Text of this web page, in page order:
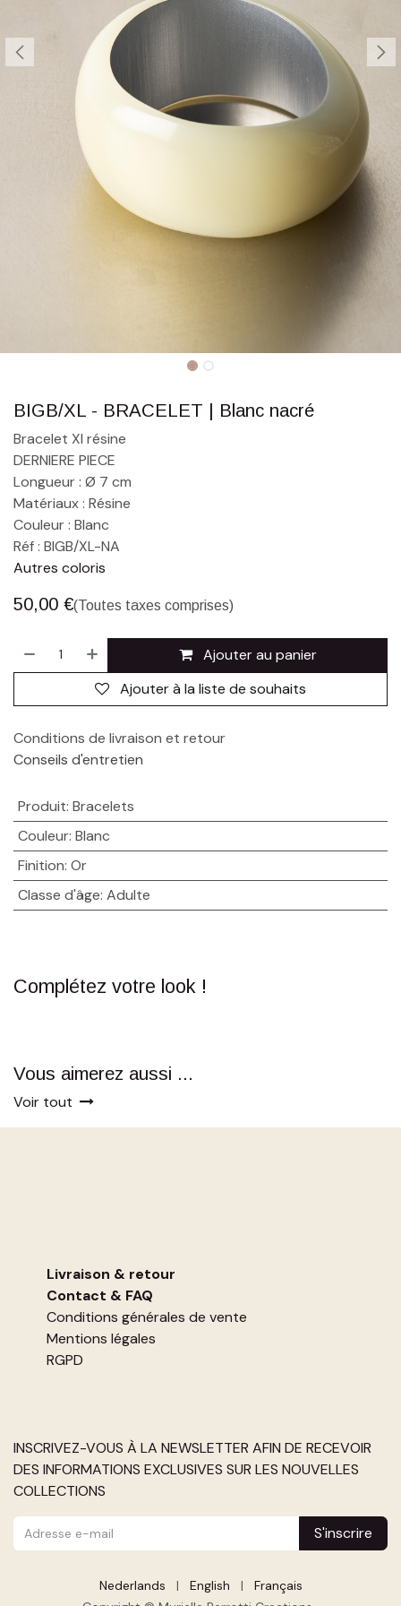
BIGB/XL - BRACELET | Blanc nacré
Bracelet Xl résine
DERNIERE PIECE
Longueur : Ø 7 cm
Matériaux : Résine
Couleur : Blanc
Réf : BIGB/XL-NA
Autres coloris
50,00 €(Toutes taxes comprises)
Ajouter au panier
Ajouter à la liste de souhaits
Conditions de livraison et retour
Conseils d'entretien
Produit: Bracelets
Couleur: Blanc
Finition: Or
Classe d'âge: Adulte
Complétez votre look !
Vous aimerez aussi ...
Voir tout
Livraison & retour
Contact & FAQ
Conditions générales de vente
Mentions légales
RGPD
INSCRIVEZ-VOUS À LA NEWSLETTER AFIN DE RECEVOIR
DES INFORMATIONS EXCLUSIVES SUR LES NOUVELLES
COLLECTIONS
S'inscrire
Nederlands | English | Français